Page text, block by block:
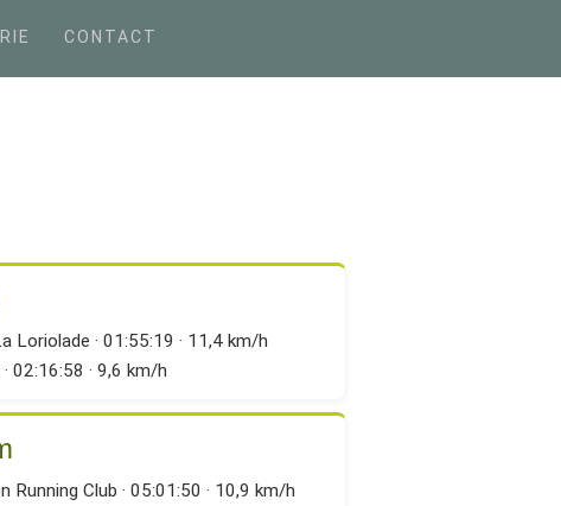
CONTACT
Loriolade · 01:55:19 · 11,4 km/h
· 02:16:58 · 9,6 km/h
Running Club · 05:01:50 · 10,9 km/h